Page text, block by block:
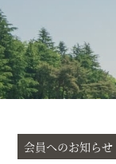
会員へのお知らせ